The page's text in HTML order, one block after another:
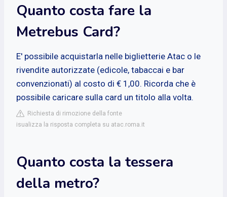
Quanto costa fare la
Metrebus Card?
E' possibile acquistarla nelle biglietterie Atac o le
rivendite autorizzate (edicole, tabaccai e bar
convenzionati) al costo di € 1,00. Ricorda che è
possibile caricare sulla card un titolo alla volta.
Richiesta di rimozione della fonte
isualizza la risposta completa su atac.roma.it
Quanto costa la tessera
della metro?